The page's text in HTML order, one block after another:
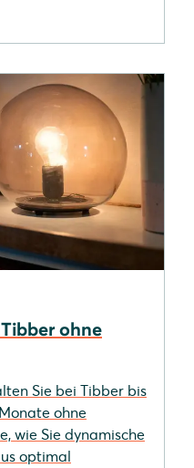
ohne
Sie bei Tibber bis
ohne
wie Sie dynamische
optimal